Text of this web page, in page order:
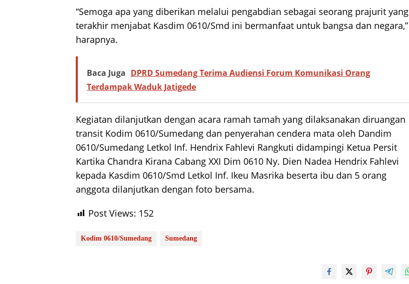
“Semoga apa yang diberikan melalui pengabdian sebagai seorang prajurit yang
terakhir menjabat Kasdim 0610/Smd ini bermanfaat untuk bangsa dan negara,”
harapnya.
Baca Juga DPRD Sumedang Terima Audiensi Forum Komunikasi Orang
Terdampak Waduk Jatigede
Kegiatan dilanjutkan dengan acara ramah tamah yang dilaksanakan diruangan
transit Kodim 0610/Sumedang dan penyerahan cendera mata oleh Dandim
0610/Sumedang Letkol Inf. Hendrix Fahlevi Rangkuti didampingi Ketua Persit
Kartika Chandra Kirana Cabang XXI Dim 0610 Ny. Dien Nadea Hendrix Fahlevi
kepada Kasdim 0610/Smd Letkol Inf. Ikeu Masrika beserta ibu dan 5 orang
anggota dilanjutkan dengan foto bersama.
Post Views: 152
Kodim 0610/Sumedang Sumedang